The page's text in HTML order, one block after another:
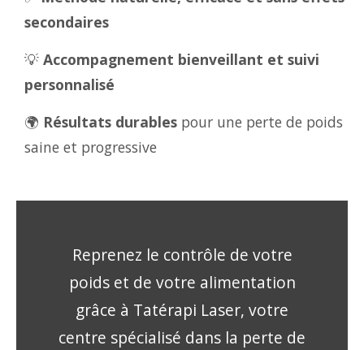
secondaires
💡 Accompagnement bienveillant et suivi
personnalisé
🌍 Résultats durables pour une perte de poids
saine et progressive
Reprenez le contrôle de votre
poids et de votre alimentation
grâce à Tatérapi Laser, votre
centre spécialisé dans la perte de